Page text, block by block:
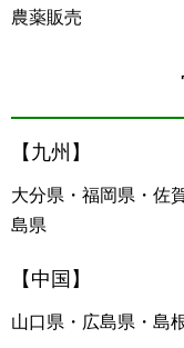
農薬販売
【九州】
大分県・福岡県・佐
島県
【中国】
山口県・広島県・島